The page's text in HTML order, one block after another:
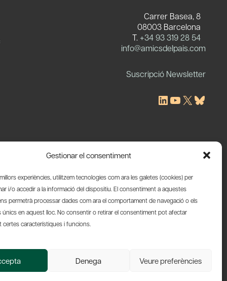
Gestionar el consentiment
experiències, utilitzem tecnologies com ara les galetes (cookies) per
i/o accedir a la informació del dispositiu. El consentiment a aquestes
permetrà processar dades com ara el comportament de navegació o els
únics en aquest lloc. No consentir o retirar el consentiment pot afectar
certes característiques i funcions.
Denega Veure preferències
Carrer Basea, 8
08003 Barcelona
T. +34 93 319 28 54
info@amicsdelpais.com
Suscripció Newsletter
LinkedIn
YouTube
X